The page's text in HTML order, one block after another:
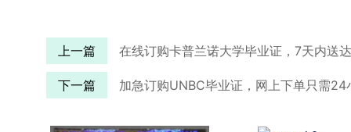
上一篇 在线订购卡普兰诺大学毕业证，7天内送达
下一篇 加急订购UNBC毕业证，网上下单只需24